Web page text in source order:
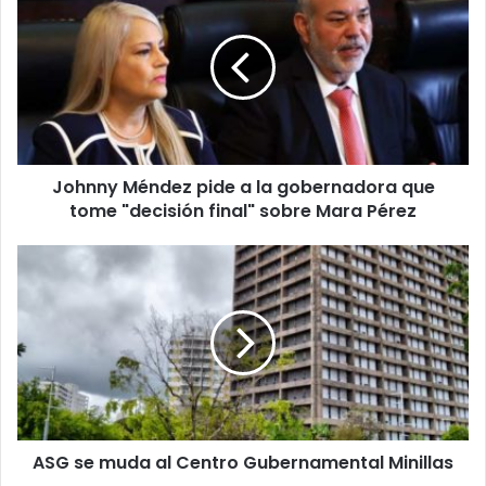
pide
a
gobernadora
que
"decisión
Johnny Méndez pide a la gobernadora que
tome "decisión final" sobre Mara Pérez
se
Centro
Gubernamental
Minillas
ASG se muda al Centro Gubernamental Minillas